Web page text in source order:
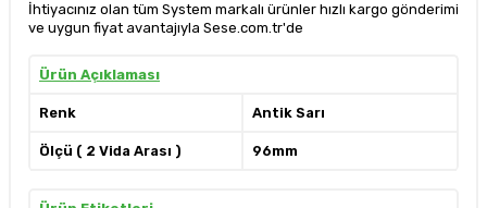
İhtiyacınız olan tüm System markalı ürünler hızlı kargo gönderimi
ve uygun fiyat avantajıyla Sese.com.tr'de
Ürün Açıklaması
Renk Antik Sarı
Ölçü ( 2 Vida Arası ) 96mm